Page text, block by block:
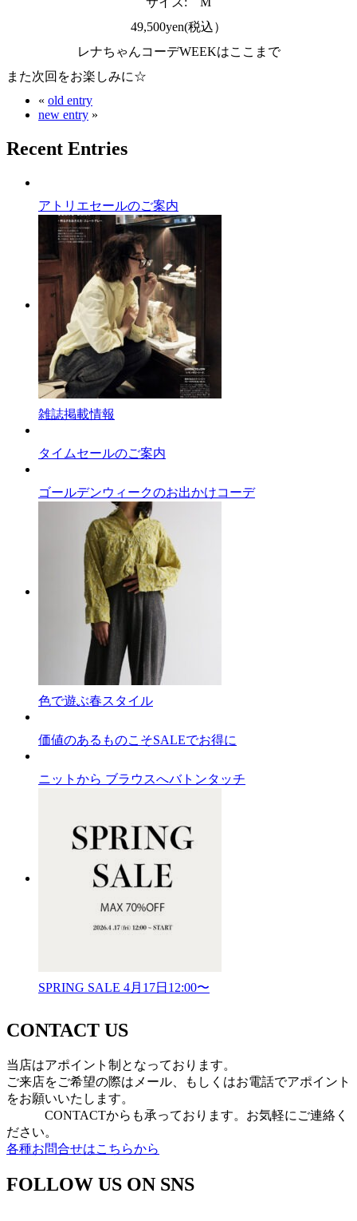
49,500yen(税込）
レナちゃんコーデWEEKはここまで
また次回をお楽しみに☆
« old entry
new entry »
Recent Entries
アトリエセールのご案内
雑誌掲載情報
タイムセールのご案内
ゴールデンウィークのお出かけコーデ
色で遊ぶ春スタイル
価値のあるものこそSALEでお得に
ニットから ブラウスへバトンタッチ
SPRING SALE 4月17日12:00〜
CONTACT US
当店はアポイント制となっております。
ご来店をご希望の際はメール、もしくはお電話でアポイント
をお願いいたします。
CONTACTからも承っております。お気軽にご連絡く
ださい。
各種お問合せはこちらから
FOLLOW US ON SNS